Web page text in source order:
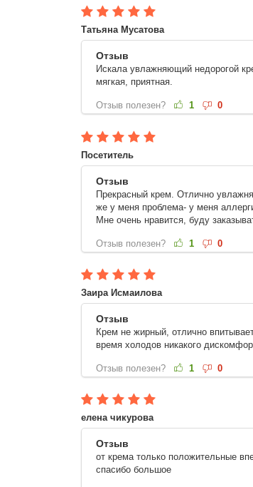
Татьяна Мусатова
Отзыв
Искала увлажняющий недорогой
мягкая, приятная.
Отзыв полезен? 1 0
Посетитель
Отзыв
Прекрасный крем. Отлично
же у меня проблема- у меня
Мне очень нравится, буду
Отзыв полезен? 1 0
Заира Исмаилова
Отзыв
Крем не жирный, отлично
время холодов никакого
Отзыв полезен? 1 0
елена чикурова
Отзыв
от крема только положительные
спасибо большое